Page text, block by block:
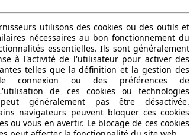
utilisons des cookies ou des outils et
nécessaires au bon fonctionnement du
essentielles. Ils sont généralement
à l'activité de l'utilisateur pour activer des
telles que la définition et la gestion des
connexion ou des préférences de
de ces cookies ou technologies
généralement pas être désactivée.
navigateurs peuvent bloquer ces cookies
ou vous en avertir. Le blocage de ces cookies